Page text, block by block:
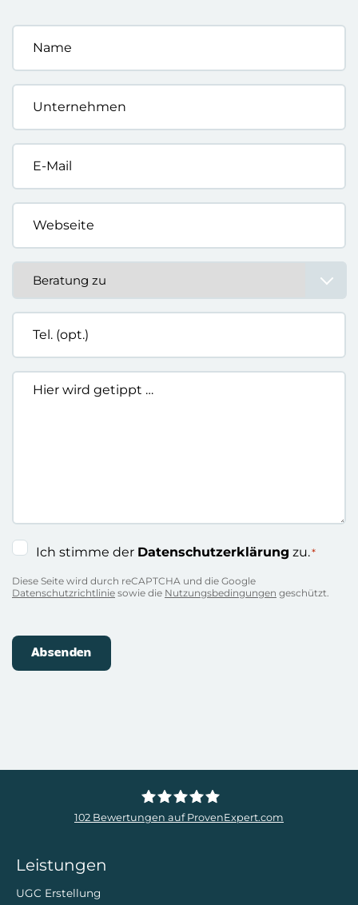
Name
Unternehmen
E-
Mail
*
Webseite
Tel.
(opt.)
Hier
wird
Einwilligung
Ich stimme der Datenschutzerklärung zu.*
Diese Seite wird durch reCAPTCHA und die Google
Datenschutzrichtlinie sowie die Nutzungsbedingungen geschützt.
102 Bewertungen auf ProvenExpert.com
Leistungen
UGC Erstellung